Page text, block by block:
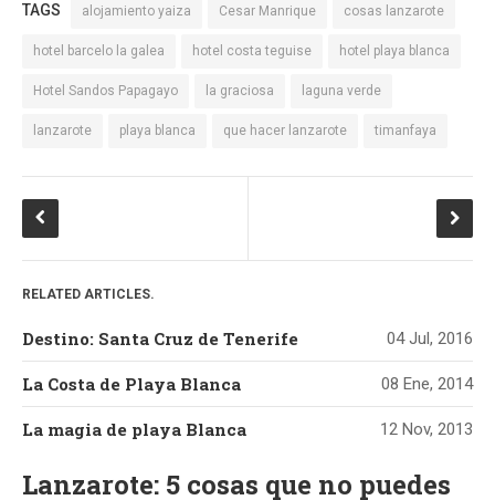
TAGS alojamiento yaiza Cesar Manrique cosas lanzarote
hotel barcelo la galea hotel costa teguise hotel playa blanca
Hotel Sandos Papagayo la graciosa laguna verde
lanzarote playa blanca que hacer lanzarote timanfaya
RELATED ARTICLES.
Destino: Santa Cruz de Tenerife 04 Jul, 2016
La Costa de Playa Blanca 08 Ene, 2014
La magia de playa Blanca 12 Nov, 2013
Lanzarote: 5 cosas que no puedes